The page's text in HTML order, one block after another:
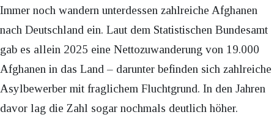
Immer noch wandern unterdessen zahlreiche Afghanen
nach Deutschland ein. Laut dem Statistischen Bundesamt
gab es allein 2025 eine Nettozuwanderung von 19.000
Afghanen in das Land – darunter befinden sich zahlreiche
Asylbewerber mit fraglichem Fluchtgrund. In den Jahren
davor lag die Zahl sogar nochmals deutlich höher.